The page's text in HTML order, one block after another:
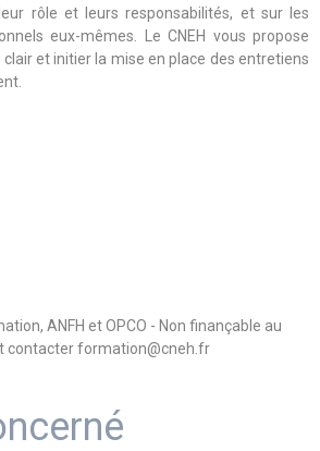
rôle et leurs responsabilités, et sur les
eux-mêmes. Le CNEH vous propose
et initier la mise en place des entretiens
ANFH et OPCO - Non finançable au
contacter formation@cneh.fr